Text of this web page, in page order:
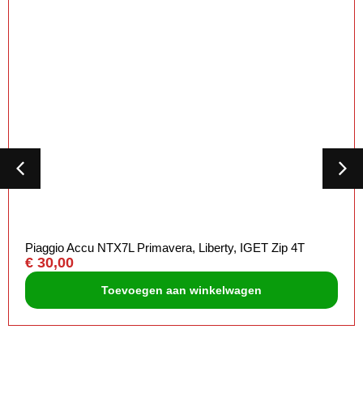
Piaggio Accu NTX7L Primavera, Liberty, IGET Zip 4T
€ 30,00
Toevoegen aan winkelwagen